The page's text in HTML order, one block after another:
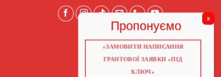
ГОЛОВНА
ГРАНТИ 2026
«ЗАМОВИТИ НАПИСАННЯ
ГРАНТОВОЇ ЗАЯВКИ «ПІД
КЛЮЧ»